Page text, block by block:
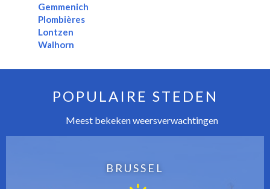
Gemmenich
Plombières
Lontzen
Walhorn
POPULAIRE STEDEN
Meest bekeken weersverwachtingen
BRUSSEL